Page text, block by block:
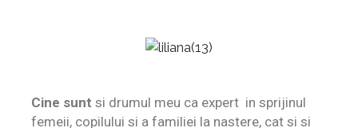
Cine sunt si drumul meu ca expert in sprijinul
femeii, copilului si a familiei la nastere, cat si si